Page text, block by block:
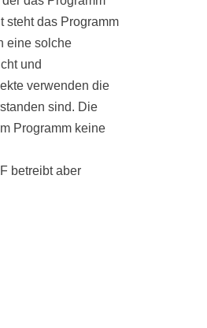
steht das Programm
eine solche
und
verwenden die
sind. Die
Programm keine
betreibt aber